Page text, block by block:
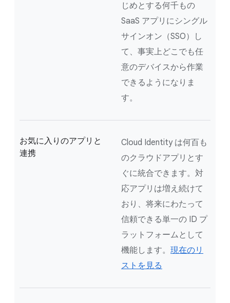
じめとする何千もの
SaaS アプリにシングル
サインオン（SSO）し
て、事実上どこでも任
意のデバイスから作業
できるようになりま
す。
お気に入りのアプリと
連携
Cloud Identity は何百も
のクラウドアプリとす
ぐに統合できます。対
応アプリは増え続けて
おり、将来にわたって
信頼できる単一の ID プ
ラットフォームとして
機能します。 現在のリ
ストを見る